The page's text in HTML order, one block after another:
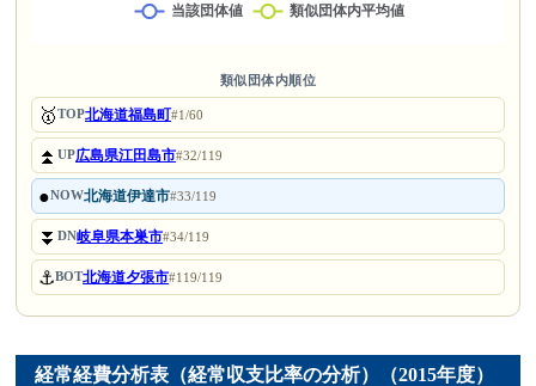
類似団体内順位
🥇TOP北海道福島町#1/60
⏫UP広島県江田島市#32/119
●NOW北海道伊達市#33/119
⏬DN岐阜県本巣市#34/119
⚓BOT北海道夕張市#119/119
経常経費分析表（経常収支比率の分析）（2015年度）